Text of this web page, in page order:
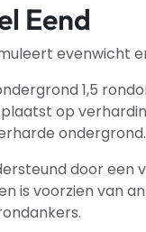
Eend
evenwicht
1,5
op
ondergrond.
door een
is voorzien van